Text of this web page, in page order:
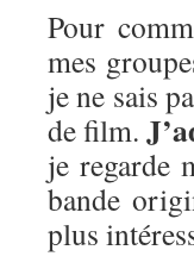
Pour
mes
je ne sais
de film.
je regarde
bande
plus